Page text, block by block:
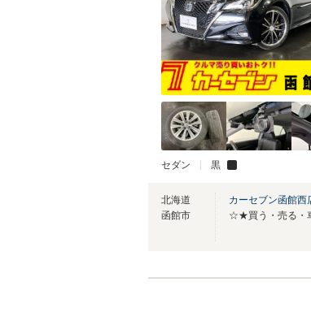
セダン 黒
北海道
函館市
カーセブン函館西